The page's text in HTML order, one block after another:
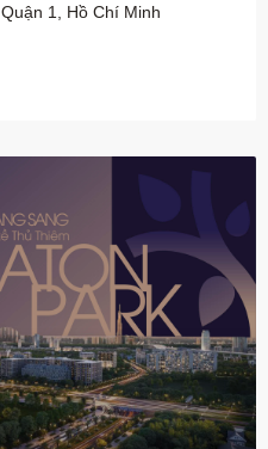
1, Hồ Chí Minh